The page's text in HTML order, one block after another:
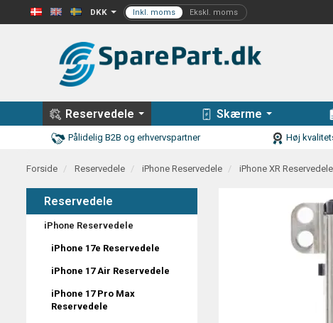
DKK
Reservedele Skærme
Pålidelig B2B og erhvervspartner Høj
Forside Reservedele iPhone Reservedele iPhone XR Reservedele
Reservedele
iPhone Reservedele
iPhone 17e Reservedele
iPhone 17 Air Reservedele
iPhone 17 Pro Max
Reservedele